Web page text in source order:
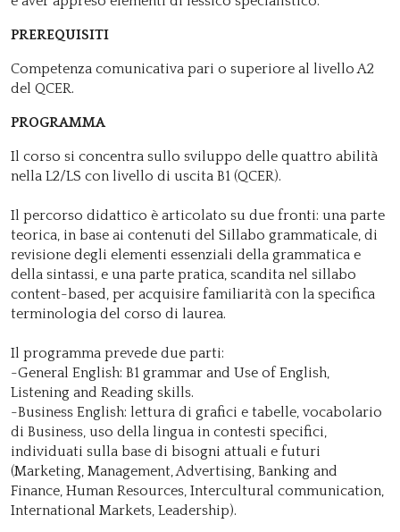
PREREQUISITI
Competenza comunicativa pari o superiore al livello A2
del QCER.
PROGRAMMA
Il corso si concentra sullo sviluppo delle quattro abilità
nella L2/LS con livello di uscita B1 (QCER).
Il percorso didattico è articolato su due fronti: una parte
teorica, in base ai contenuti del Sillabo grammaticale, di
revisione degli elementi essenziali della grammatica e
della sintassi, e una parte pratica, scandita nel sillabo
content-based, per acquisire familiarità con la specifica
terminologia del corso di laurea.
Il programma prevede due parti:
-General English: B1 grammar and Use of English,
Listening and Reading skills.
-Business English: lettura di grafici e tabelle, vocabolario
di Business, uso della lingua in contesti specifici,
individuati sulla base di bisogni attuali e futuri
(Marketing, Management, Advertising, Banking and
Finance, Human Resources, Intercultural communication,
International Markets, Leadership).